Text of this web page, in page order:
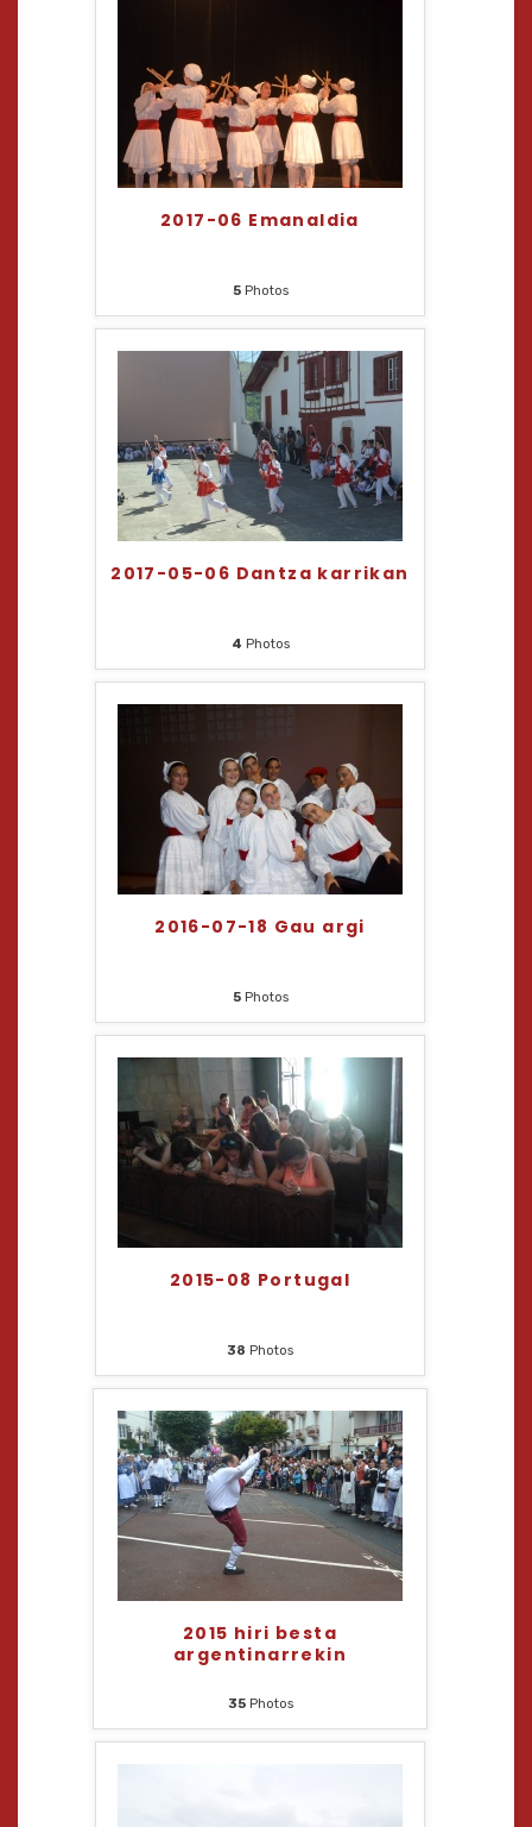
2017-06 Emanaldia
5Photos
2017-05-06 Dantza karrikan
4 Photos
2016-07-18 Gau argi
5Photos
2015-08 Portugal
38 Photos
2015 hiri besta
argentinarrekin
35Photos